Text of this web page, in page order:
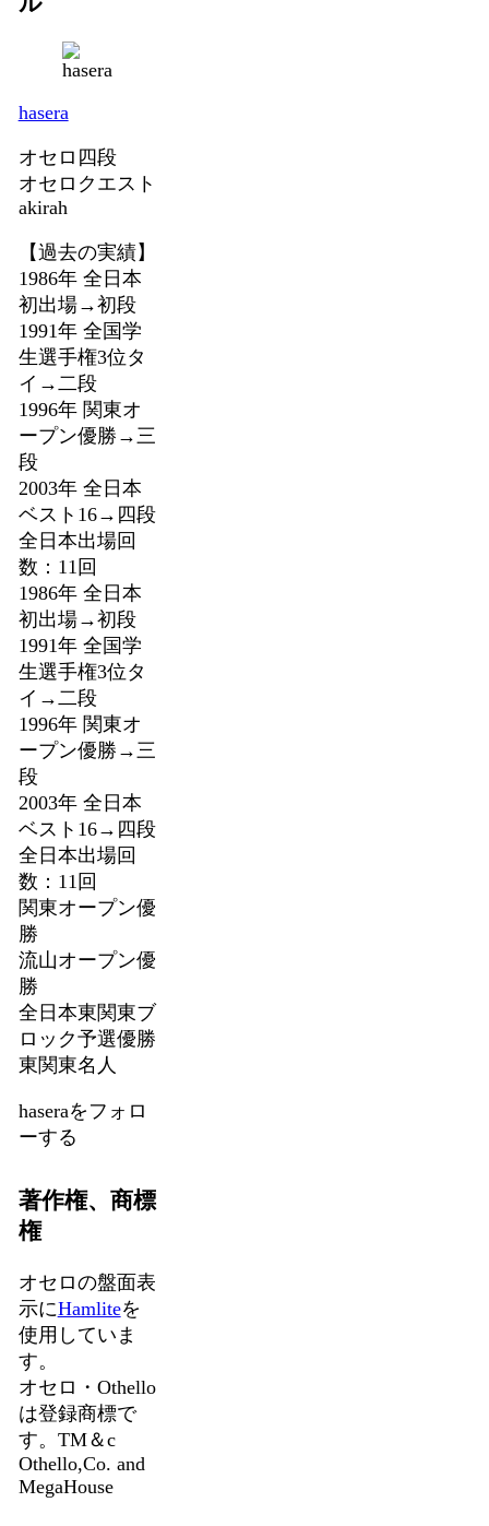
hasera
オセロ四段
オセロクエスト
akirah
【過去の実績】
1986年 全日本
初出場→初段
1991年 全国学
生選手権3位タ
イ→二段
1996年 関東オ
ープン優勝→三
段
2003年 全日本
ベスト16→四段
全日本出場回
数：11回
1986年 全日本
初出場→初段
1991年 全国学
生選手権3位タ
イ→二段
1996年 関東オ
ープン優勝→三
段
2003年 全日本
ベスト16→四段
全日本出場回
数：11回
関東オープン優
勝
流山オープン優
勝
全日本東関東ブ
ロック予選優勝
東関東名人
haseraをフォロ
ーする
著作権、商標
権
オセロの盤面表
示にHamliteを
使用していま
す。
オセロ・Othello
は登録商標で
す。TM＆c
Othello,Co. and
MegaHouse